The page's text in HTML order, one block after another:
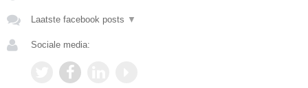
Laatste facebook posts ▼
Sociale media: